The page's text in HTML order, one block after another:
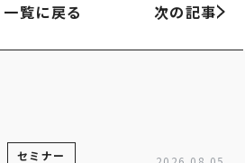
一覧に戻る 次の記事
セミナー